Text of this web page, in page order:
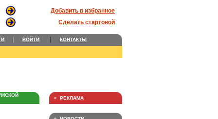
Добавить в избранное
Сделать стартовой
ВОЙТИ КОНТАКТЫ
РЕКЛАМА